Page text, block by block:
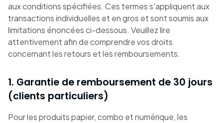
aux conditions spécifiées. Ces termes s'appliquent aux
transactions individuelles et en gros et sont soumis aux
limitations énoncées ci-dessous. Veuillez lire
attentivement afin de comprendre vos droits
concernant les retours et les remboursements.
1. Garantie de remboursement de 30 jours
(clients particuliers)
Pour les produits papier, combo et numérique, les